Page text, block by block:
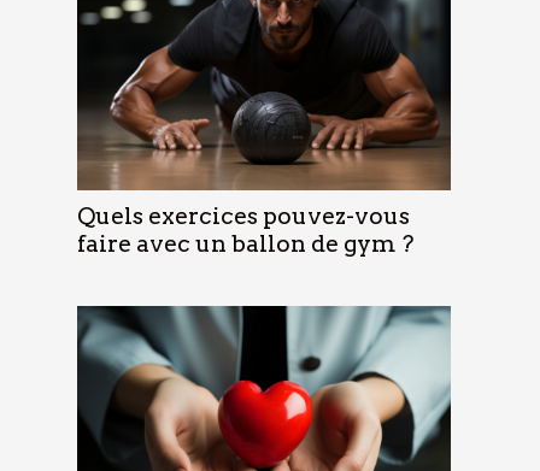
Quels exercices pouvez-vous
faire avec un ballon de gym ?